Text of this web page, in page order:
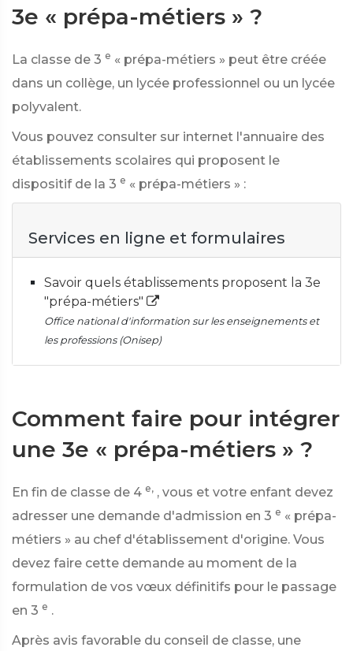
3e « prépa-métiers » ?
La classe de 3 e « prépa-métiers » peut être créée
dans un collège, un lycée professionnel ou un lycée
polyvalent.
Vous pouvez consulter sur internet l'annuaire des
établissements scolaires qui proposent le
dispositif de la 3 e « prépa-métiers » :
Services en ligne et formulaires
Savoir quels établissements proposent la 3e
"prépa-métiers"
Office national d'information sur les enseignements et
les professions (Onisep)
Comment faire pour intégrer
une 3e « prépa-métiers » ?
En fin de classe de 4 e, , vous et votre enfant devez
adresser une demande d'admission en 3 e « prépa-
métiers » au chef d'établissement d'origine. Vous
devez faire cette demande au moment de la
formulation de vos vœux définitifs pour le passage
en 3 e .
Après avis favorable du conseil de classe, une